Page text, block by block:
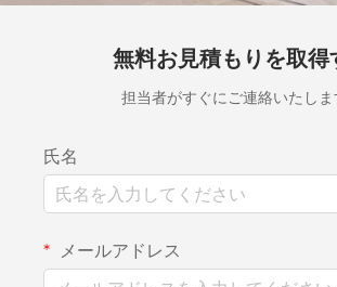
無料お見積もりを取得
担当者がすぐにご連絡いたしま
氏名
メールアドレス